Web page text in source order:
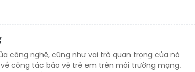
công nghệ, cũng như vai trò quan trọng của nó
công tác bảo vệ trẻ em trên môi trường mạng.